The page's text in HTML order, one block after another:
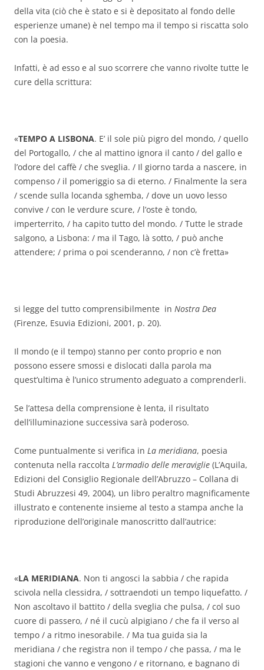
della vita (ciò che è stato e si è depositato al fondo delle
esperienze umane) è nel tempo ma il tempo si riscatta solo
con la poesia.
Infatti, è ad esso e al suo scorrere che vanno rivolte tutte le
cure della scrittura:
«TEMPO A LISBONA. E’ il sole più pigro del mondo, / quello
del Portogallo, / che al mattino ignora il canto / del gallo e
l’odore del caffè / che sveglia. / Il giorno tarda a nascere, in
compenso / il pomeriggio sa di eterno. / Finalmente la sera
/ scende sulla locanda sghemba, / dove un uovo lesso
convive / con le verdure scure, / l’oste è tondo,
imperterrito, / ha capito tutto del mondo. / Tutte le strade
salgono, a Lisbona: / ma il Tago, là sotto, / può anche
attendere; / prima o poi scenderanno, / non c’è fretta»
si legge del tutto comprensibilmente in Nostra Dea
(Firenze, Esuvia Edizioni, 2001, p. 20).
Il mondo (e il tempo) stanno per conto proprio e non
possono essere smossi e dislocati dalla parola ma
quest’ultima è l’unico strumento adeguato a comprenderli.
Se l’attesa della comprensione è lenta, il risultato
dell’illuminazione successiva sarà poderoso.
Come puntualmente si verifica in La meridiana, poesia
contenuta nella raccolta L’armadio delle meraviglie (L’Aquila,
Edizioni del Consiglio Regionale dell’Abruzzo – Collana di
Studi Abruzzesi 49, 2004), un libro peraltro magnificamente
illustrato e contenente insieme al testo a stampa anche la
riproduzione dell’originale manoscritto dall’autrice:
«LA MERIDIANA. Non ti angosci la sabbia / che rapida
scivola nella clessidra, / sottraendoti un tempo liquefatto. /
Non ascoltavo il battito / della sveglia che pulsa, / col suo
cuore di passero, / né il cucù alpigiano / che fa il verso al
tempo / a ritmo inesorabile. / Ma tua guida sia la
meridiana / che registra non il tempo / che passa, / ma le
stagioni che vanno e vengono / e ritornano, e bagnano di